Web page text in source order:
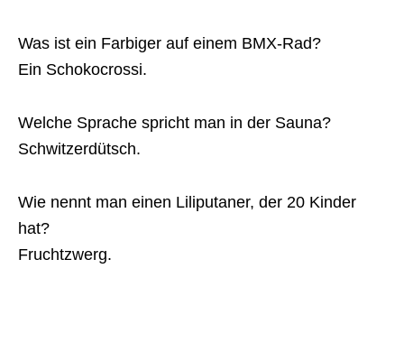
Was ist ein Farbiger auf einem BMX-Rad?
Ein Schokocrossi.
Welche Sprache spricht man in der Sauna?
Schwitzerdütsch.
Wie nennt man einen Liliputaner, der 20 Kinder
hat?
Fruchtzwerg.